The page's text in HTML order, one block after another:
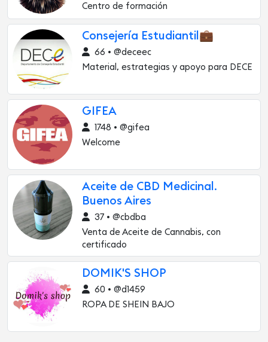
Centro de formación
Consejería Estudiantil💼
66 • @deceec
Material, estrategias y apoyo para DECE
GIFEA
1748 • @gifea
Welcome
Aceite de CBD Medicinal.
Buenos Aires
37 • @cbdba
Venta de Aceite de Cannabis, con
certificado
DOMIK'S SHOP
60 • @d1459
ROPA DE SHEIN BAJO